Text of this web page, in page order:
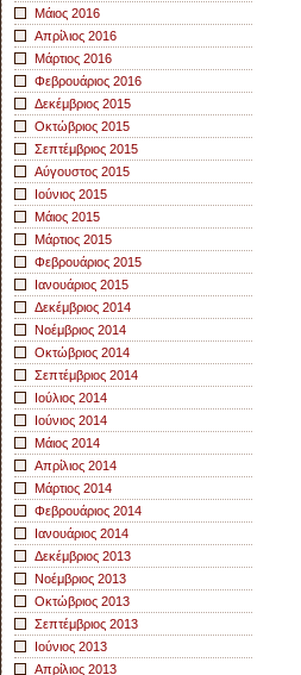
Μάιος 2016
Απρίλιος 2016
Μάρτιος 2016
Φεβρουάριος 2016
Δεκέμβριος 2015
Οκτώβριος 2015
Σεπτέμβριος 2015
Αύγουστος 2015
Ιούνιος 2015
Μάιος 2015
Μάρτιος 2015
Φεβρουάριος 2015
Ιανουάριος 2015
Δεκέμβριος 2014
Νοέμβριος 2014
Οκτώβριος 2014
Σεπτέμβριος 2014
Ιούλιος 2014
Ιούνιος 2014
Μάιος 2014
Απρίλιος 2014
Μάρτιος 2014
Φεβρουάριος 2014
Ιανουάριος 2014
Δεκέμβριος 2013
Νοέμβριος 2013
Οκτώβριος 2013
Σεπτέμβριος 2013
Ιούνιος 2013
Απρίλιος 2013